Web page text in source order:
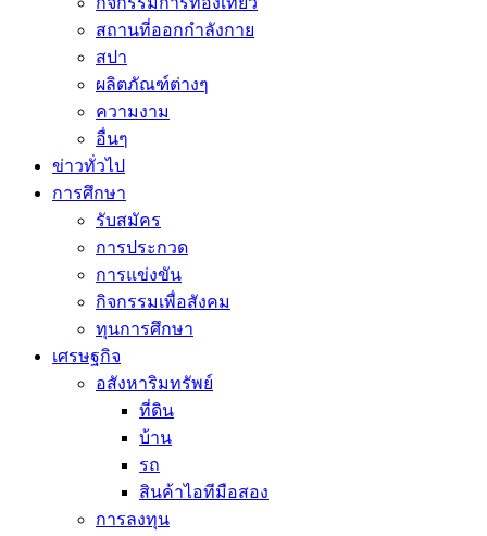
สถานที่ออกกำลังกาย
สปา
ผลิตภัณฑ์ต่างๆ
ความงาม
อื่นๆ
ข่าวทั่วไป
การศึกษา
รับสมัคร
การประกวด
การแข่งขัน
กิจกรรมเพื่อสังคม
ทุนการศึกษา
เศรษฐกิจ
อสังหาริมทรัพย์
ที่ดิน
บ้าน
รถ
สินค้าไอทีมือสอง
การลงทุน